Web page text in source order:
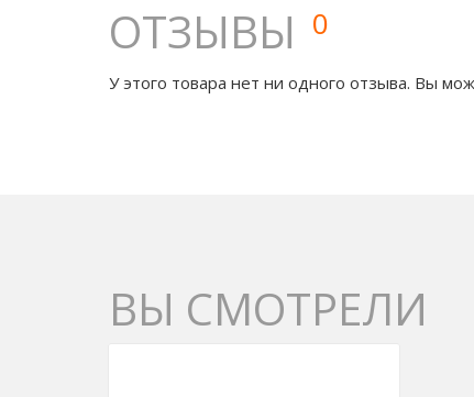
ОТЗЫВЫ 0
У этого товара нет ни одного отзыва. Вы
ВЫ СМОТРЕЛИ